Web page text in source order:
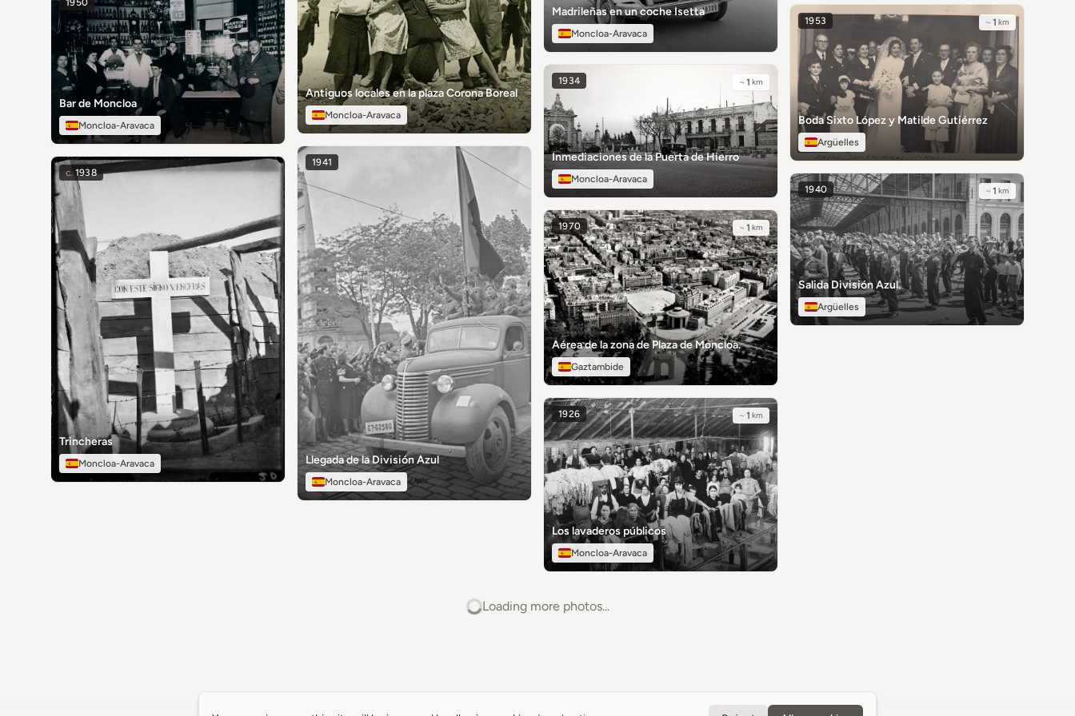
Bar de Moncloa
Moncloa-Aravaca
c.1938
Trincheras
Moncloa-Aravaca
Antiguos locales en la plaza Corona Boreal
Moncloa-Aravaca
1941
Llegada de la División Azul
Moncloa-Aravaca
Madrileñas en un coche Isetta
Moncloa-Aravaca
1934 ~ 1 km
Inmediaciones de la Puerta de Hierro
Moncloa-Aravaca
1970 ~ 1 km
Aérea de la zona de Plaza de Moncloa.
Gaztambide
1926 ~ 1 km
Los lavaderos públicos
Moncloa-Aravaca
1953 ~ 1 km
Boda Sixto López y Matilde Gutiérrez
Argüelles
1940 ~ 1 km
Salida División Azul.
Argüelles
Loading more photos...